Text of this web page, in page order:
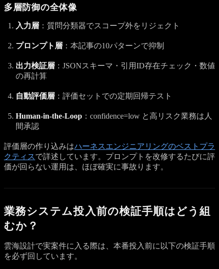
多層防御の全体像
入力層 ：質問分類器でスコープ外をリジェクト
プロンプト層 ：本記事の10パターンで抑制
出力検証層 ：JSONスキーマ・引用ID存在チェック・数値
の再計算
自動評価層 ：評価セットでの定期回帰テスト
Human-in-the-Loop ：confidence=low と高リスク業務は人
間承認
評価層の作り込みはハーネスエンジニアリングのベストプラ
クティスで詳述しています。プロンプトを改修するたびに評
価が回らない運用は、ほぼ確実に事故ります。
業務システム投入前の検証手順はどう組
むか？
雲海設計で実案件に入る際は、本番投入前に以下の検証手順
を必ず回しています。